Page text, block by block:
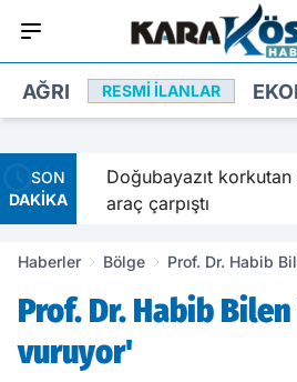
AĞRI RESMI İLANLAR
SON
DAKİKA
Doğubayazıt korkutan
araç çarpıştı
Haberler Bölge Prof. Dr. Habib
Prof. Dr. Habib
vuruyor'